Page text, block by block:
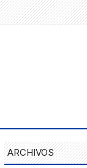
ARCHIVOS